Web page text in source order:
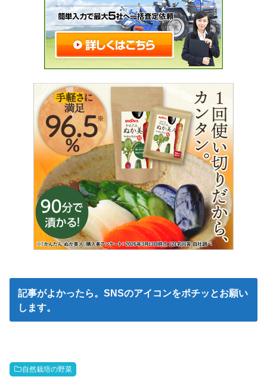
記事がよかったら。SNSのアイコンをポチッとお願い
します。
自然栽培の野菜